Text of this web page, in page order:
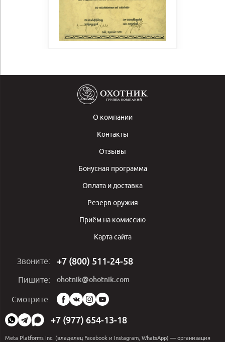
О компании
Контакты
Отзывы
Бонусная программа
Оплата и доставка
Резерв оружия
Приём на комиссию
Карта сайта
Звоните: +7 (800) 511-24-58
Пишите: ohotnik@ohotnik.com
Смотрите:
Мы
в
социальных
сетях:
+7 (977) 654-13-18
Meta Platforms Inc. (владелец Facebook и Instagram, WhatsApp) — организация